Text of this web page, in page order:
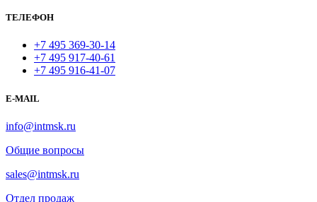
ТЕЛЕФОН
+7 495 369-30-14
+7 495 917-40-61
+7 495 916-41-07
E-MAIL
info@intmsk.ru
Общие вопросы
sales@intmsk.ru
Отдел продаж